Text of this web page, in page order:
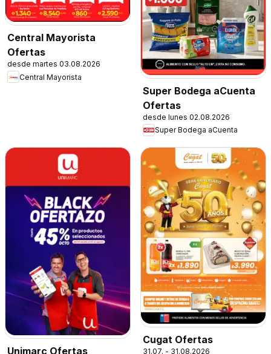
Central Mayorista
Ofertas
desde martes 03.08.2026
Central Mayorista
Super Bodega aCuenta
Ofertas
desde lunes 02.08.2026
Super Bodega aCuenta
Unimarc Ofertas
Cugat Ofertas
31.07. - 31.08.2026